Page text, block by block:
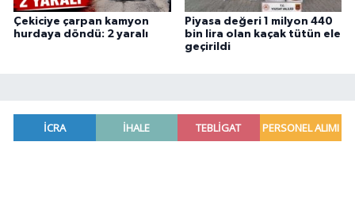
Çekiciye çarpan kamyon
hurdaya döndü: 2 yaralı
Piyasa değeri 1 milyon 440
bin lira olan kaçak tütün ele
geçirildi